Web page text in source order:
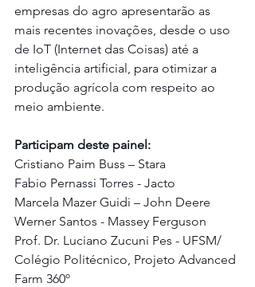
empresas do agro apresentarão as
mais recentes inovações, desde o uso
de IoT (Internet das Coisas) até a
inteligência artificial, para otimizar a
produção agrícola com respeito ao
meio ambiente.
Participam deste painel:
Cristiano Paim Buss – Stara
Fabio Pernassi Torres - Jacto
Marcela Mazer Guidi – John Deere
Werner Santos - Massey Ferguson
Prof. Dr. Luciano Zucuni Pes - UFSM/
Colégio Politécnico, Projeto Advanced
Farm 360º